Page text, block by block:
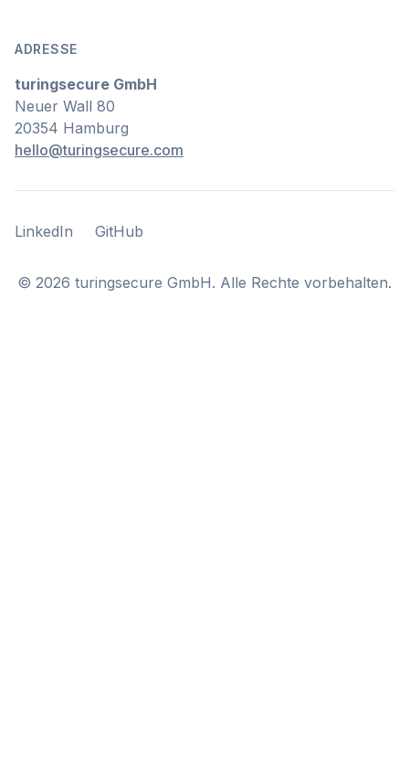
ADRESSE
turingsecure GmbH
Neuer Wall 80
20354 Hamburg
hello@turingsecure.com
LinkedIn
LinkedIn GitHub
GitHub
© 2026 turingsecure GmbH. Alle Rechte vorbehalten.